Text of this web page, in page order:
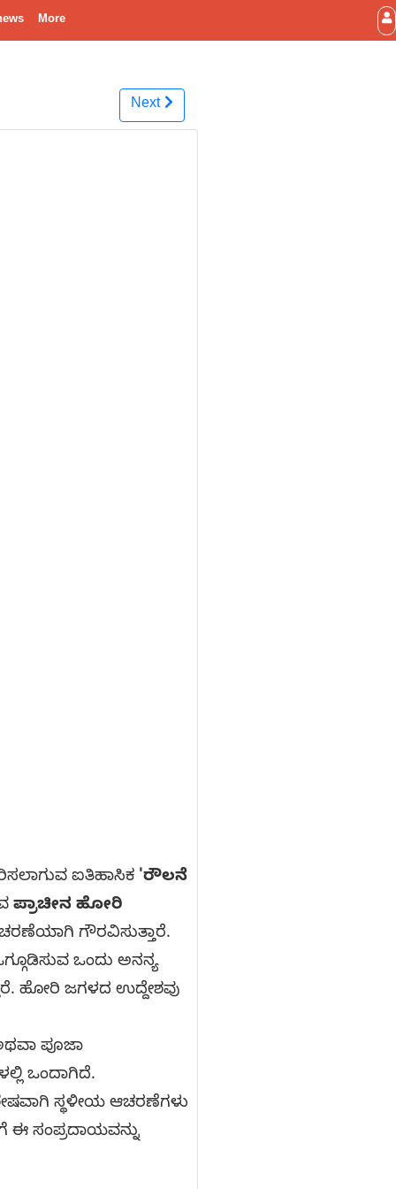
More
Next
ಐತಿಹಾಸಿಕ 'ರೌಲನೆ
ಪ್ರಾಚೀನ ಹೋರಿ
ಗೌರವಿಸುತ್ತಾರೆ.
ಒಂದು ಅನನ್ಯ
ಹೋರಿ ಜಗಳದ ಉದ್ದೇಶವು
ಪೂಜಾ
ಒಂದಾಗಿದೆ.
ಸ್ಥಳೀಯ ಆಚರಣೆಗಳು
ಈ ಸಂಪ್ರದಾಯವನ್ನು